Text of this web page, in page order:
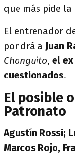
que más pide la
El entrenador
pondrá a Juan
Changuito, el ex
cuestionados.
El posible
Patronato
Agustín Rossi;
Marcos Rojo,